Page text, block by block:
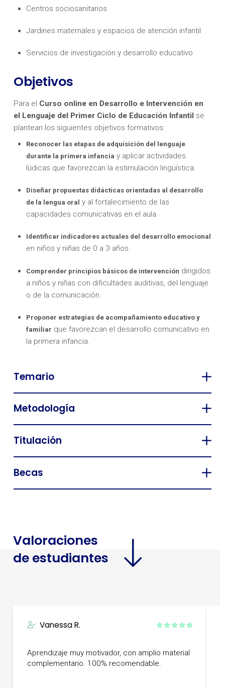
Centros sociosanitarios
Jardines maternales y espacios de atención infantil
Servicios de investigación y desarrollo educativo
Objetivos
Para el Curso online en Desarrollo e Intervención en
el Lenguaje del Primer Ciclo de Educación Infantilse
plantean los siguientes objetivos formativos:
Reconocer las etapas de adquisición del lenguaje
durante la primera infancia y aplicar actividades
lúdicas que favorezcan la estimulación lingüística.
Diseñar propuestas didácticas orientadas al desarrollo
de la lengua oral y al fortalecimiento de las
capacidades comunicativas en el aula.
Identificar indicadores actuales del desarrollo emocional
en niños y niñas de 0 a 3 años.
Comprender principios básicos de intervención dirigidos
a niños y niñas con dificultades auditivas, del lenguaje
o de la comunicación.
Proponer estrategias de acompañamiento educativo y
familiar que favorezcan el desarrollo comunicativo en
la primera infancia.
Temario
Metodología
Titulación
Becas
Valoraciones
de estudiantes
Vanessa R.
Aprendizaje muy motivador, con amplio material
complementario. 100% recomendable.